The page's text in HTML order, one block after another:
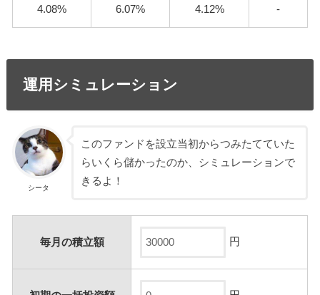
4.08% 6.07% 4.12% -
運用シミュレーション
シータ
このファンドを設立当初からつみたてていた
らいくら儲かったのか、シミュレーションで
きるよ！
毎月の積立額 円